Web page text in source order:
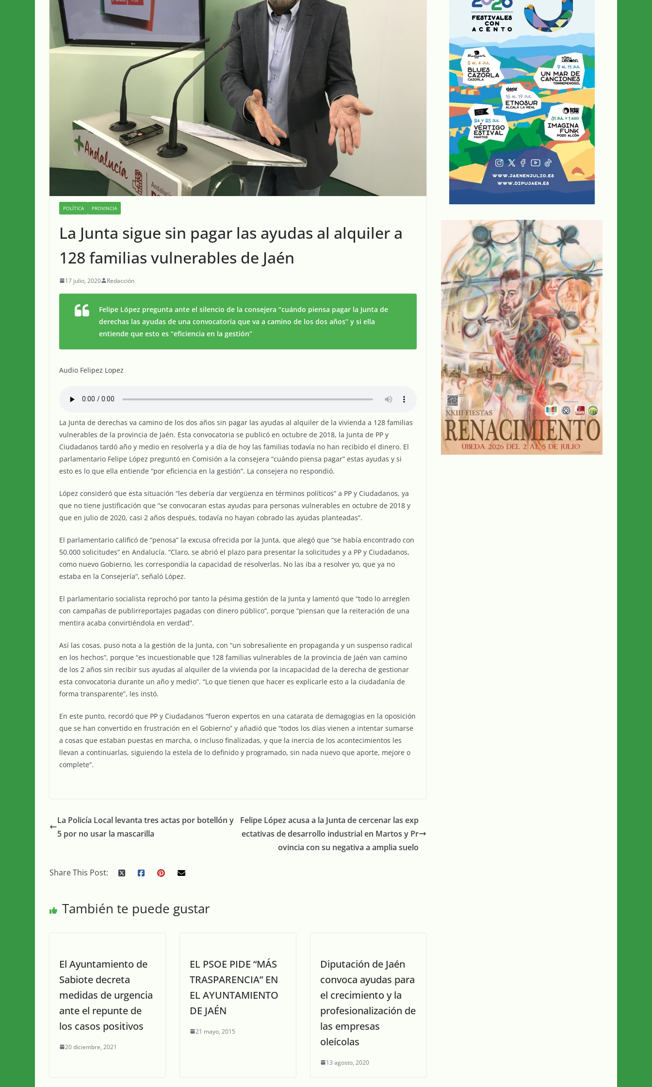
POLÍTICA PROVINCIA
La Junta sigue sin pagar las ayudas al alquiler a
128 familias vulnerables de Jaén
17 julio, 2020 Redacción
Felipe López pregunta ante el silencio de la consejera “cuándo piensa pagar la Junta de
derechas las ayudas de una convocatoria que va a camino de los dos años” y si ella
entiende que esto es “eficiencia en la gestión”
Audio Felipez Lopez
La Junta de derechas va camino de los dos años sin pagar las ayudas al alquiler de la vivienda a 128 familias
vulnerables de la provincia de Jaén. Esta convocatoria se publicó en octubre de 2018, la Junta de PP y
Ciudadanos tardó año y medio en resolverla y a día de hoy las familias todavía no han recibido el dinero. El
parlamentario Felipe López preguntó en Comisión a la consejera “cuándo piensa pagar” estas ayudas y si
esto es lo que ella entiende “por eficiencia en la gestión”. La consejera no respondió.
López consideró que esta situación “les debería dar vergüenza en términos políticos” a PP y Ciudadanos, ya
que no tiene justificación que “se convocaran estas ayudas para personas vulnerables en octubre de 2018 y
que en julio de 2020, casi 2 años después, todavía no hayan cobrado las ayudas planteadas”.
El parlamentario calificó de “penosa” la excusa ofrecida por la Junta, que alegó que “se había encontrado con
50.000 solicitudes” en Andalucía. “Claro, se abrió el plazo para presentar la solicitudes y a PP y Ciudadanos,
como nuevo Gobierno, les correspondía la capacidad de resolverlas. No las iba a resolver yo, que ya no
estaba en la Consejería”, señaló López.
El parlamentario socialista reprochó por tanto la pésima gestión de la Junta y lamentó que “todo lo arreglen
con campañas de publirreportajes pagadas con dinero público”, porque “piensan que la reiteración de una
mentira acaba convirtiéndola en verdad”.
Así las cosas, puso nota a la gestión de la Junta, con “un sobresaliente en propaganda y un suspenso radical
en los hechos”, porque “es incuestionable que 128 familias vulnerables de la provincia de Jaén van camino
de los 2 años sin recibir sus ayudas al alquiler de la vivienda por la incapacidad de la derecha de gestionar
esta convocatoria durante un año y medio”. “Lo que tienen que hacer es explicarle esto a la ciudadanía de
forma transparente”, les instó.
En este punto, recordó que PP y Ciudadanos “fueron expertos en una catarata de demagogias en la oposición
que se han convertido en frustración en el Gobierno” y añadió que “todos los días vienen a intentar sumarse
a cosas que estaban puestas en marcha, o incluso finalizadas, y que la inercia de los acontecimientos les
llevan a continuarlas, siguiendo la estela de lo definido y programado, sin nada nuevo que aporte, mejore o
complete”.
La Policía Local levanta tres actas por botellón y
5 por no usar la mascarilla
Felipe López acusa a la Junta de cercenar las exp
ectativas de desarrollo industrial en Martos y Pr
ovincia con su negativa a amplia suelo
Share This Post:
También te puede gustar
El Ayuntamiento de
Sabiote decreta
medidas de urgencia
ante el repunte de
los casos positivos
20 diciembre, 2021
EL PSOE PIDE “MÁS
TRASPARENCIA” EN
EL AYUNTAMIENTO
DE JAÉN
21 mayo, 2015
Diputación de Jaén
convoca ayudas para
el crecimiento y la
profesionalización de
las empresas
oleícolas
13 agosto, 2020